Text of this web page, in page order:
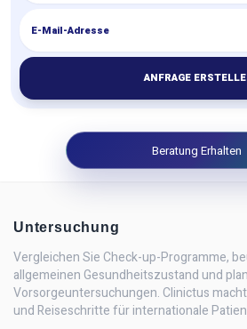
ANFRAGE
Beratung Erhalten
Untersuchung
Vergleichen Sie Check-up-Programme,
allgemeinen Gesundheitszustand und
Vorsorgeuntersuchungen. Clinictus
und Reiseschritte für internationale